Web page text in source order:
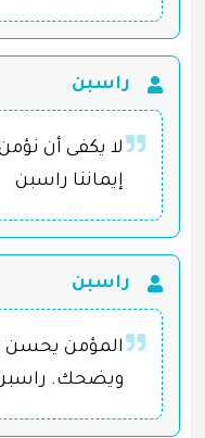
راسبن
لا يكفى أن
إيماننا راسبن
راسبن
المؤمن يحسن
ويضحك.